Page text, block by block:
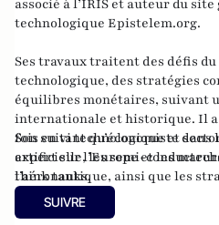
associé à l’IRIS et auteur du
technologique Epistelem.org.
Ses travaux traitent des défis
technologique, des stratégies
équilibres monétaires, suivant
internationale et historique. Il
fois en tant qu’économiste
expert sur l’Europe et les
think tanks.
Son suivi technologique et
artificielle, les semi-
l’aéronautique, ainsi que les
grandes puissances dans ces
Supaéro, il est également
SUIVRE